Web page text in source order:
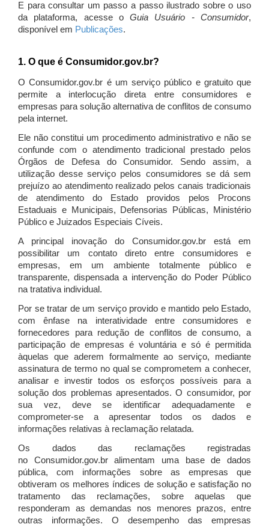
E para consultar um passo a passo ilustrado sobre o uso
da plataforma, acesse oGuia Usuário - Consumidor,
disponível em Publicações.
1. O que é Consumidor.gov.br?
O Consumidor.gov.br é um serviço público e gratuito que
permite a interlocução direta entre consumidores e
empresas para solução alternativa de conflitos de consumo
pela internet.
Ele não constitui um procedimento administrativo e não se
confunde com o atendimento tradicional prestado pelos
Órgãos de Defesa do Consumidor. Sendo assim, a
utilização desse serviço pelos consumidores se dá sem
prejuízo ao atendimento realizado pelos canais tradicionais
de atendimento do Estado providos pelos Procons
Estaduais e Municipais, Defensorias Públicas, Ministério
Público e Juizados Especiais Cíveis.
A principal inovação do Consumidor.gov.br está em
possibilitar um contato direto entre consumidores e
empresas, em um ambiente totalmente público e
transparente, dispensada a intervenção do Poder Público
na tratativa individual.
Por se tratar de um serviço provido e mantido pelo Estado,
com ênfase na interatividade entre consumidores e
fornecedores para redução de conflitos de consumo, a
participação de empresas é voluntária e só é permitida
àquelas que aderem formalmente ao serviço, mediante
assinatura de termo no qual se comprometem a conhecer,
analisar e investir todos os esforços possíveis para a
solução dos problemas apresentados. O consumidor, por
sua vez, deve se identificar adequadamente e
comprometer-se a apresentar todos os dados e
informações relativas à reclamação relatada.
Os dados das reclamações registradas
no Consumidor.gov.br alimentam uma base de dados
pública, com informações sobre as empresas que
obtiveram os melhores índices de solução e satisfação no
tratamento das reclamações, sobre aquelas que
responderam as demandas nos menores prazos, entre
outras informações. O desempenho das empresas